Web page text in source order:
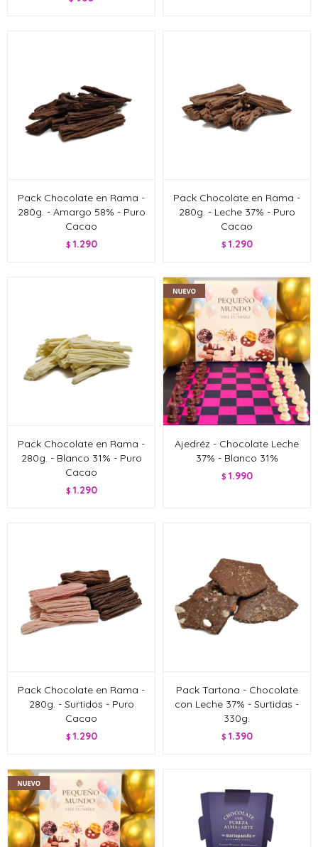
Pack Chocolate en Rama -
280g. - Amargo 58% - Puro
Cacao
$ 1.290
Pack Chocolate en Rama -
280g. - Leche 37% - Puro
Cacao
$ 1.290
Pack Chocolate en Rama -
280g. - Blanco 31% - Puro
Cacao
$ 1.290
Ajedréz - Chocolate Leche
37% - Blanco 31%
$ 1.990
Pack Chocolate en Rama -
280g. - Surtidos - Puro
Cacao
$ 1.290
Pack Tartona - Chocolate
con Leche 37% - Surtidas -
330g.
$ 1.390